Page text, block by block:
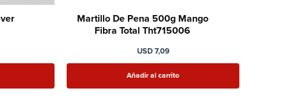
Martillo De Pena 500g Mango
Fibra Total Tht715006
USD7,09
Añadir al carrito